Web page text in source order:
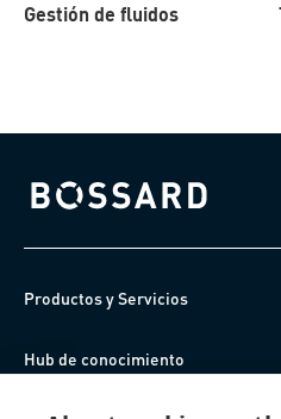
Gestión de fluidos
Bossard homepage
Productos y Servicios
Hub de conocimiento